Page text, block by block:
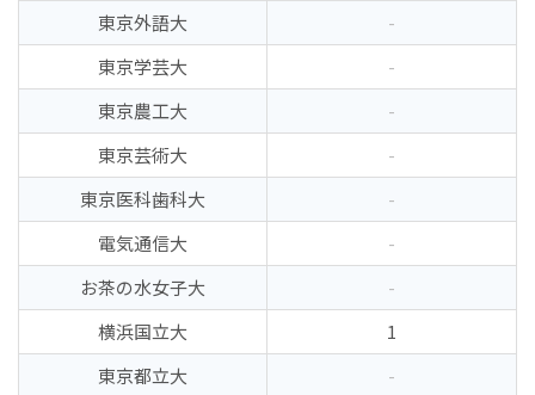
東京外語大
-
東京学芸大
-
東京農工大
-
東京芸術大
-
東京医科歯科大
-
電気通信大
-
お茶の水女子大
-
横浜国立大
1
東京都立大
-